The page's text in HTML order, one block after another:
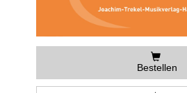
Bestellen